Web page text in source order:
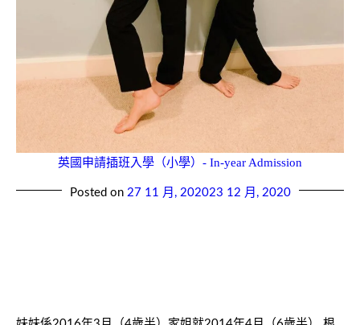
英國申請插班入學（小學）- In-year Admission
Posted on 27 11 月, 202023 12 月, 2020